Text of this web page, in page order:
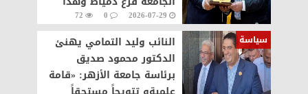
التكريم وسام علي صدري
2026-07-29
0
72
سياسة
النائب وليد التمامي يهنئ
الدكتور محمود صديق
برئاسة جامعة الأزهر: «قامة